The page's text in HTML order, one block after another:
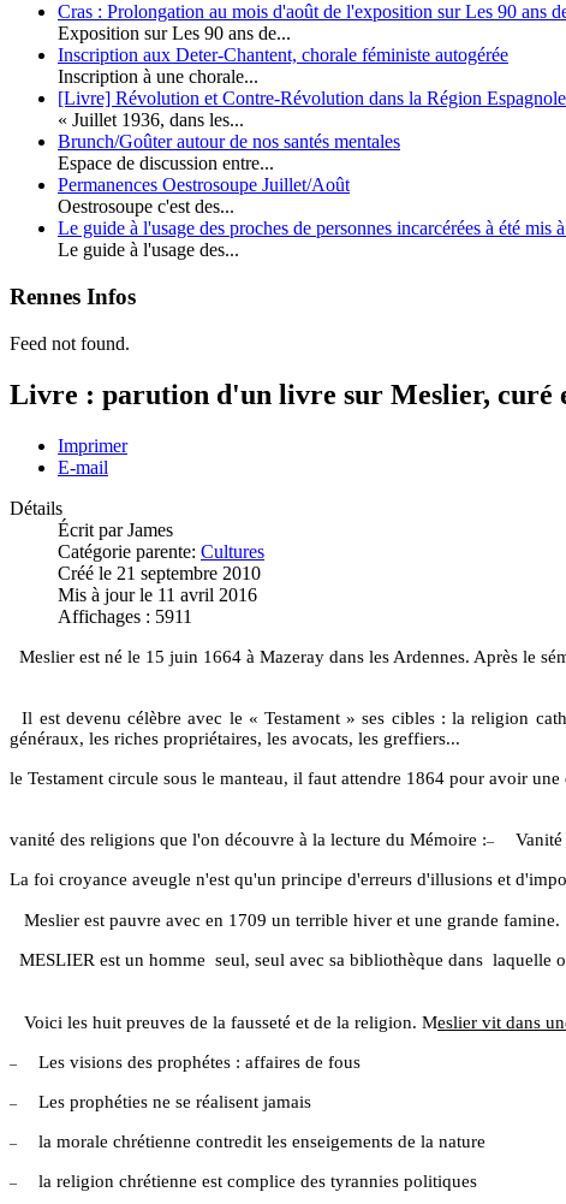
Cras : Prolongation au mois d'août de l'exposition sur Les 90 ans
Exposition sur Les 90 ans de...
Inscription aux Deter-Chantent, chorale féministe autogérée
Inscription à une chorale...
[Livre] Révolution et Contre-Révolution dans la Région
« Juillet 1936, dans les...
Brunch/Goûter autour de nos santés mentales
Espace de discussion entre...
Permanences Oestrosoupe Juillet/Août
Oestrosoupe c'est des...
Le guide à l'usage des proches de personnes incarcérées à été mis
Le guide à l'usage des...
Rennes Infos
Feed not found.
Livre : parution d'un livre sur Meslier, curé
Imprimer
E-mail
Détails
Écrit parJames
Catégorie parente: Cultures
Créé le 21 septembre 2010
Mis à jour le 11 avril 2016
Affichages : 5911
Meslier est né le 15 juin 1664 à Mazeray dans les Ardennes. Après le
Il est devenu célèbre avec le « Testament » ses cibles : la religion
généraux, les riches propriétaires, les avocats, les greffiers...
le Testament circule sous le manteau, il faut attendre 1864 pour avoir
vanité des religions que l'on découvre à la lecture du Mémoire :–
La foi croyance aveugle n'est qu'un principe d'erreurs d'illusions et
Meslier est pauvre avec en 1709 un terrible hiver et une grande famine.
MESLIER est un homme seul, seul avec sa bibliothèque dans laquelle
Voici les huit preuves de la fausseté et de la religion. Meslier vit dans
– Les visions des prophétes : affaires de fous
– Les prophéties ne se réalisent jamais
– la morale chrétienne contredit les enseigements de la nature
– la religion chrétienne est complice des tyrannies politiques